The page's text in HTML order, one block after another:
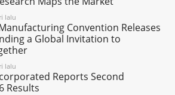
lalu
Convention Releases
a Global Invitation to
lalu
Reports Second
Results